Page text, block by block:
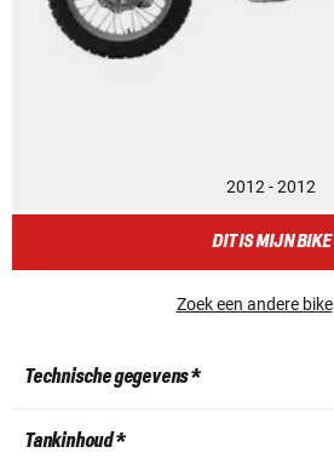
2012 - 2012
DIT IS MIJN BIKE
Zoek een andere bike
Technische gegevens *
Tankinhoud *